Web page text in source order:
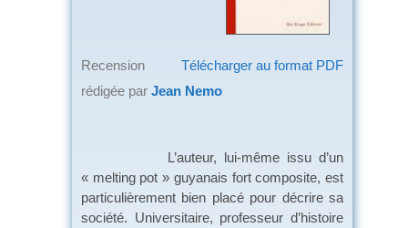
Télécharger au format PDF
Recension
rédigée par Jean Nemo
L’auteur, lui-même issu d’un
« melting pot » guyanais fort composite, est
particulièrement bien placé pour décrire sa
société. Universitaire, professeur d’histoire